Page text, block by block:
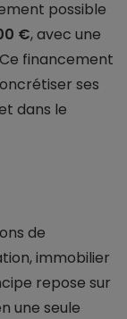
possible
€, avec une
financement
ses
dans le
de
immobilier
repose sur
une seule